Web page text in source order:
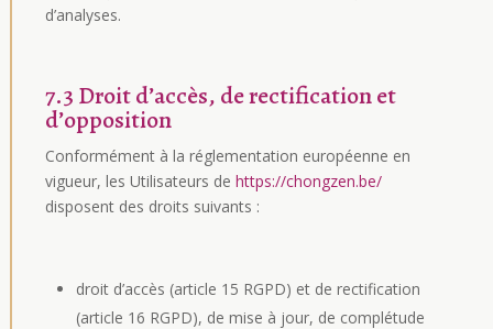
d’analyses.
7.3 Droit d’accès, de rectification et
d’opposition
Conformément à la réglementation européenne en
vigueur, les Utilisateurs de https://chongzen.be/
disposent des droits suivants :
droit d’accès (article 15 RGPD) et de rectification
(article 16 RGPD), de mise à jour, de complétude